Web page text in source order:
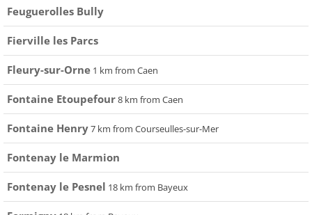
Feuguerolles Bully
Fierville les Parcs
Fleury-sur-Orne 1 km from Caen
Fontaine Etoupefour8 km from Caen
Fontaine Henry7 km from Courseulles-sur-Mer
Fontenay le Marmion
Fontenay le Pesnel 18 km from Bayeux